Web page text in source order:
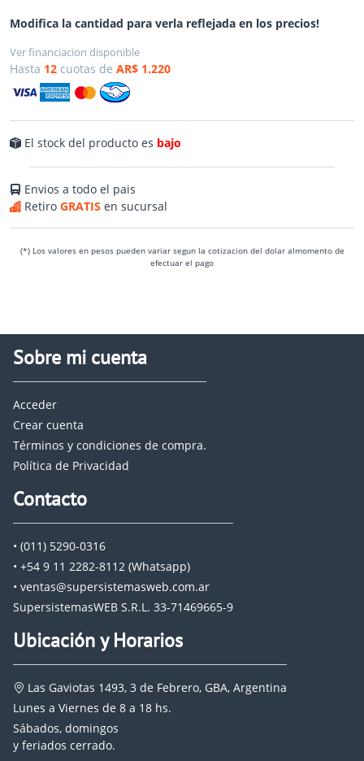
Modifica la cantidad para verla reflejada en los precios!
Ver financiacion disponible
Hasta 12 cuotas de AR$ 1.220
El stock del producto es bajo
Envios a todo el pais
Retiro GRATIS en sucursal
(*) Los valores en pesos pueden variar segun la cotizacion del dolar almomento de
efectuar el pago
Sobre mi cuenta
Acceder
Crear cuenta
Términos y condiciones de compra.
Política de Privacidad
Contacto
• (011) 5290-0316
• +54 9 11 2282-8112 (Whatsapp)
• ventas@supersistemasweb.com.ar
SupersistemasWEB S.R.L. 33-71469665-9
Ubicación y Horarios
Las Gaviotas 1493, 3 de Febrero, GBA, Argentina
Lunes a Viernes de 8 a 18 hs.
Sábados, domingos
y feriados cerrado.